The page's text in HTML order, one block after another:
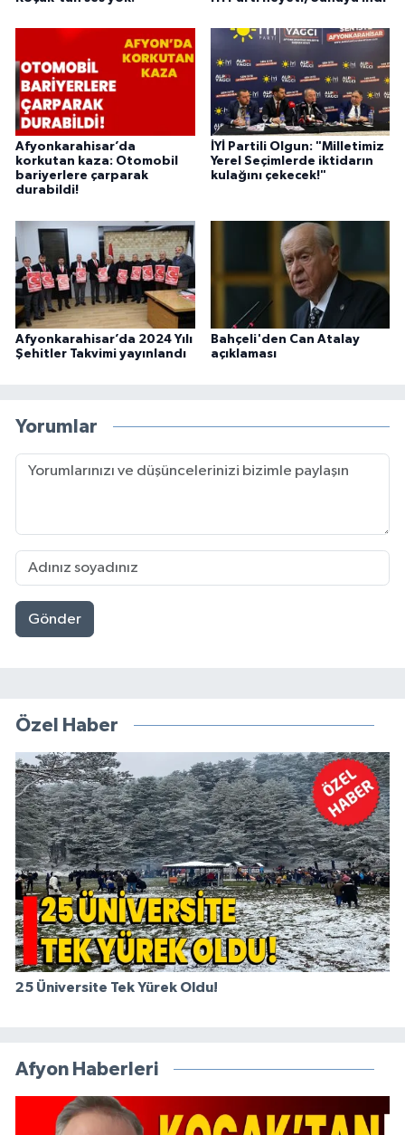
Afyonkarahisar’da
korkutan kaza: Otomobil
bariyerlere çarparak
durabildi!
İYİ Partili Olgun: "Milletimiz
Yerel Seçimlerde iktidarın
kulağını çekecek!"
Afyonkarahisar’da 2024 Yılı
Şehitler Takvimi yayınlandı
Bahçeli'den Can Atalay
açıklaması
Yorumlar
Gönder
Özel Haber
25 Üniversite Tek Yürek Oldu!
Afyon Haberleri